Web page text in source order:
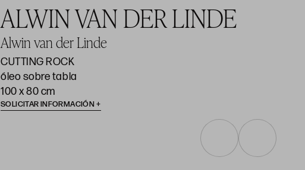
ALWIN VAN DER LINDE
Alwin van der Linde
CUTTING ROCK
óleo sobre tabla
100 x 80 cm
SOLICITAR INFORMACIÓN